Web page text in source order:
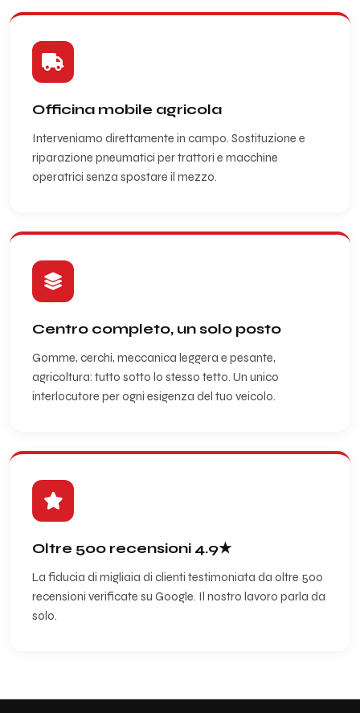
Officina mobile agricola
Interveniamo direttamente in campo. Sostituzione e
riparazione pneumatici per trattori e macchine
operatrici senza spostare il mezzo.
Centro completo, un solo posto
Gomme, cerchi, meccanica leggera e pesante,
agricoltura: tutto sotto lo stesso tetto. Un unico
interlocutore per ogni esigenza del tuo veicolo.
Oltre 500 recensioni 4.9★
La fiducia di migliaia di clienti testimoniata da oltre 500
recensioni verificate su Google. Il nostro lavoro parla da
solo.